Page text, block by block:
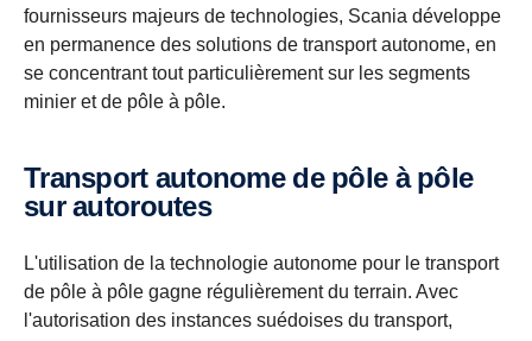
fournisseurs majeurs de technologies, Scania développe
en permanence des solutions de transport autonome, en
se concentrant tout particulièrement sur les segments
minier et de pôle à pôle.
Transport autonome de pôle à pôle
sur autoroutes
L'utilisation de la technologie autonome pour le transport
de pôle à pôle gagne régulièrement du terrain. Avec
l'autorisation des instances suédoises du transport,